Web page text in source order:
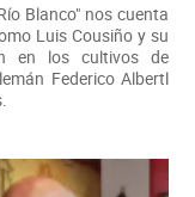
Blanco" nos cuenta
Luis Cousiño y su
en los cultivos de
Federico Albertl